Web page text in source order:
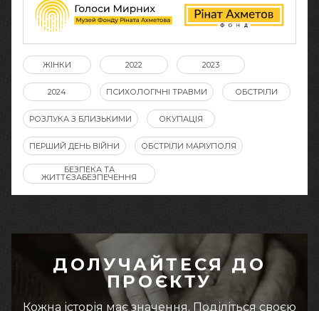
ЖІНКИ 2022 2023
2024 ПСИХОЛОГІЧНІ ТРАВМИ ОБСТРІЛИ
РОЗЛУКА З БЛИЗЬКИМИ ОКУПАЦІЯ
ПЕРШИЙ ДЕНЬ ВІЙНИ ОБСТРІЛИ МАРІУПОЛЯ
БЕЗПЕКА ТА
ЖИТТЄЗАБЕЗПЕЧЕННЯ
ДОЛУЧАЙТЕСЯ ДО
ПРОЄКТУ
Кожна історія має значення. Поділіться своєю